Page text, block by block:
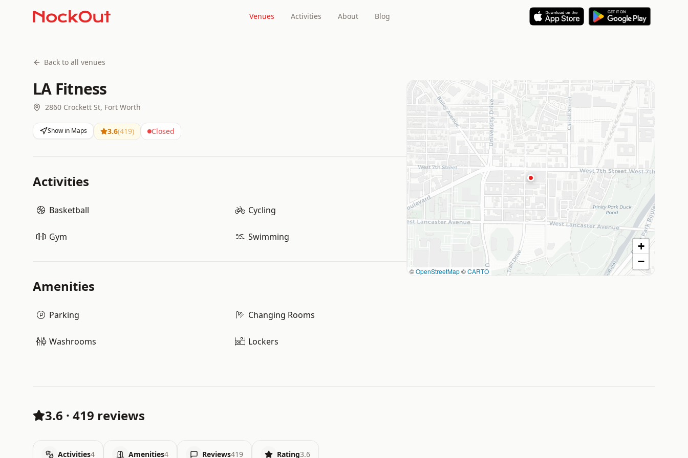
Venues Activities About Blog
Back to all venues
LA Fitness
2860 Crockett St, Fort Worth
Show in Maps 3.6(419) Closed
Activities
Basketball Cycling
Gym Swimming
Amenities
Parking Changing Rooms
Washrooms Lockers
©OpenStreetMap©CARTO
+
−
3.6 · 419 reviews
Activities4 Amenities4 Reviews419 Rating3.6